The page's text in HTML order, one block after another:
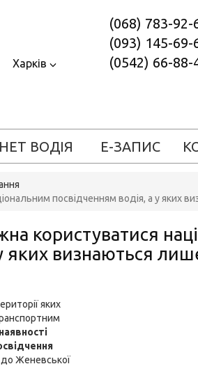
Харків
(068) 783-92-
(093) 145-69-
(0542) 66-88-
ВОДІЯ Е-ЗАПИС
посвідченням водія, а у яких
користуватися
яких визнаються
яких
до Женевської